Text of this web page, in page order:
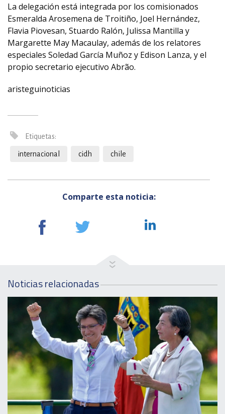
La delegación está integrada por los comisionados
Esmeralda Arosemena de Troitiño, Joel Hernández,
Flavia Piovesan, Stuardo Ralón, Julissa Mantilla y
Margarette May Macaulay, además de los relatores
especiales Soledad García Muñoz y Edison Lanza, y el
propio secretario ejecutivo Abrão.
aristeguinoticias
Etiquetas:
internacional cidh chile
Comparte esta noticia:
Noticias relacionadas